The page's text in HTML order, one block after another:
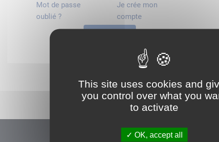
This site uses cookies and
you control over what you
to activate
OK, accept all
Mot de passe
oublié ?
Je crée mon
compte